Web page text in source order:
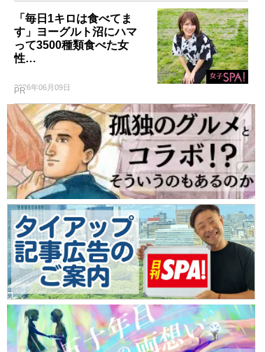
「毎日1キロは食べてま
す」ヨーグルト沼にハマ
って3500種類食べた女
性…
2026年06月09日
PR